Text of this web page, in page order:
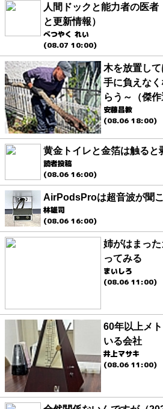
人間ドックと能力者の医者
と更新情報）
べつやく れい
(08.07 10:00)
木を放置し
手に負えな
らう～（傑作
安藤昌教
(08.06 18:00)
黄金トイレと金箔は触ると
読者投稿
(08.06 16:00)
AirPodsProは超音波が聞
林雄司
(08.06 16:00)
姉がはまっ
ってみる
まいしろ
(08.06 11:00)
60年以上メ
いる会社
井上マサキ
(08.06 11:00)